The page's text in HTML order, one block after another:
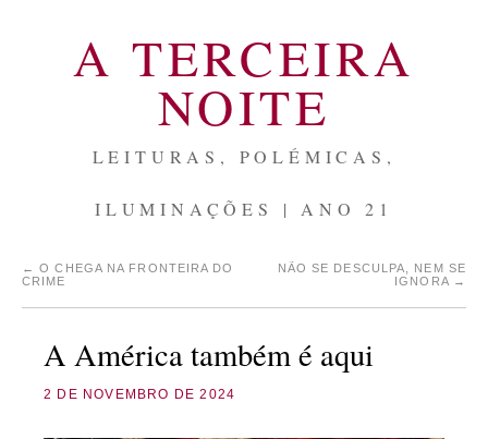
A TERCEIRA
NOITE
LEITURAS, POLÉMICAS,
ILUMINAÇÕES | ANO 21
← O CHEGA NA FRONTEIRA DO
CRIME
NÃO SE DESCULPA, NEM SE
IGNORA →
A América também é aqui
2 DE NOVEMBRO DE 2024